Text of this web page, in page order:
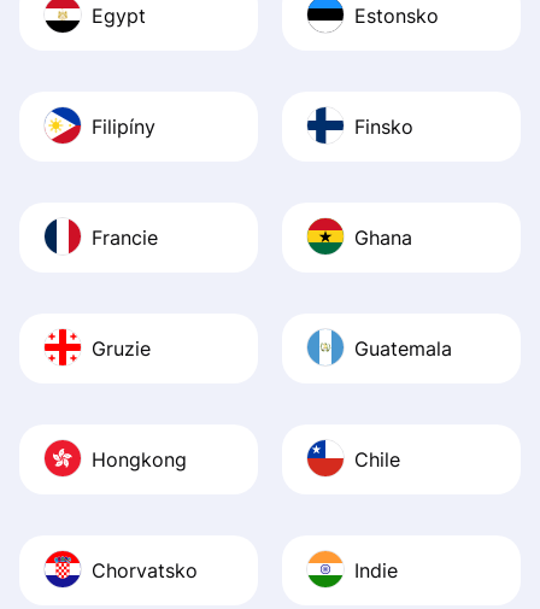
Egypt Estonsko
Filipíny Finsko
Francie Ghana
Gruzie Guatemala
Hongkong Chile
Chorvatsko Indie